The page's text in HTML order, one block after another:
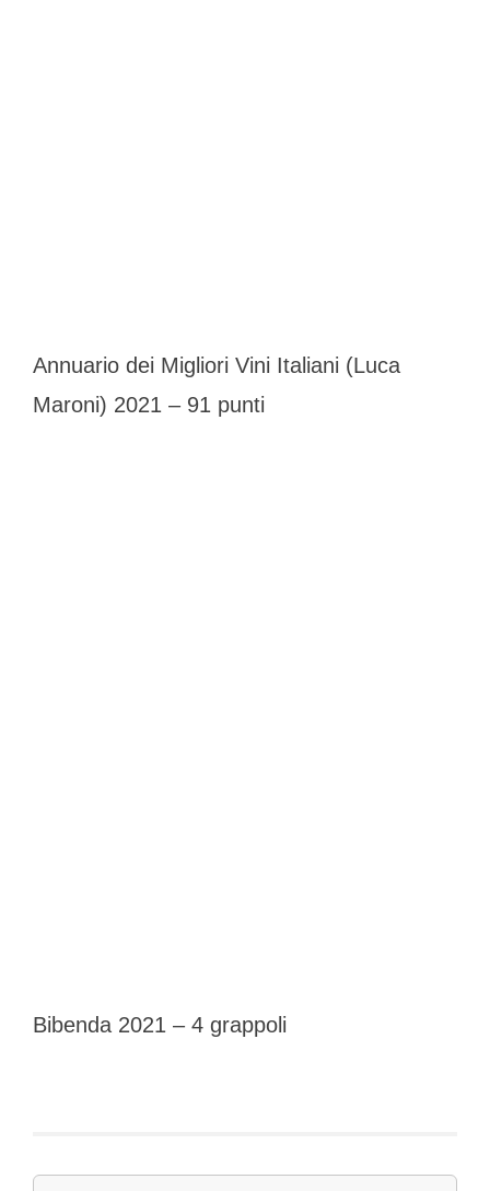
Annuario dei Migliori Vini Italiani (Luca
Maroni) 2021 – 91 punti
Bibenda 2021 – 4 grappoli